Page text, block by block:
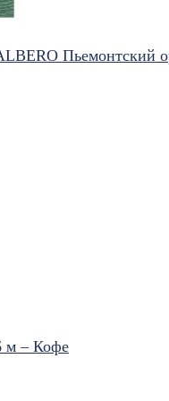
Пьемонтский
м – Кофе